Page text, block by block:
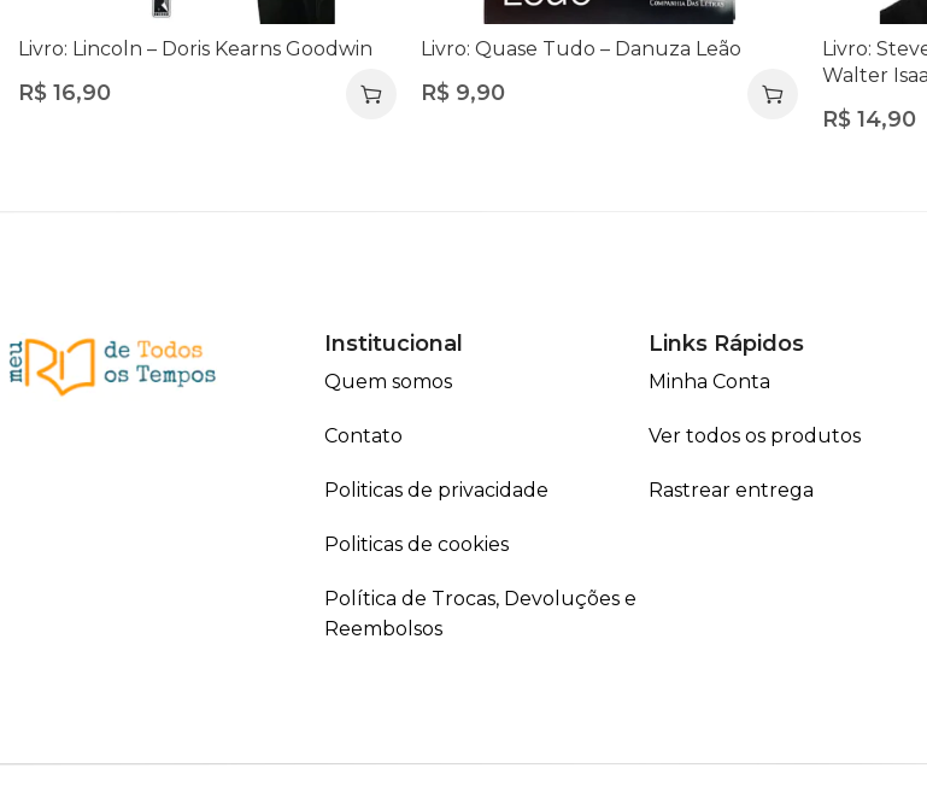
Livro: Lincoln – Doris Kearns Goodwin
R$ 16,90
Livro: Quase Tudo – Danuza Leão
R$9,90
Livro:
Walter
R$ 14,90
Institucional
Quem somos
Contato
Politicas de privacidade
Politicas de cookies
Política de Trocas, Devoluções e
Reembolsos
Links Rápidos
Minha Conta
Ver todos os produtos
Rastrear entrega